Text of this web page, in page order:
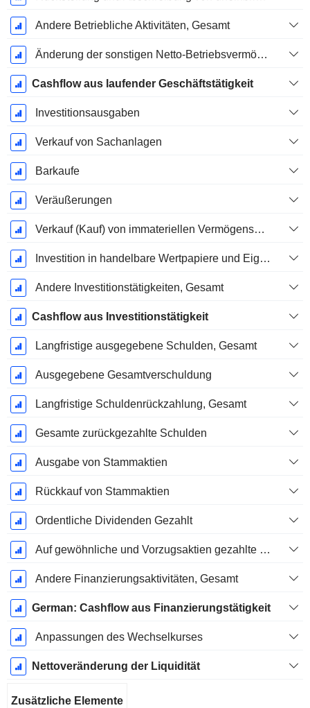
Andere Betriebliche Aktivitäten, Gesamt
Änderung der sonstigen Netto-Betriebsvermögen
Cashflow aus laufender Geschäftstätigkeit
Investitionsausgaben
Verkauf von Sachanlagen
Barkaufe
Veräußerungen
Verkauf (Kauf) von immateriellen Vermögenswerten
Investition in handelbare Wertpapiere und Eigenkapitalinstrumente, Gesamt
Andere Investitionstätigkeiten, Gesamt
Cashflow aus Investitionstätigkeit
Langfristige ausgegebene Schulden, Gesamt
Ausgegebene Gesamtverschuldung
Langfristige Schuldenrückzahlung, Gesamt
Gesamte zurückgezahlte Schulden
Ausgabe von Stammaktien
Rückkauf von Stammaktien
Ordentliche Dividenden Gezahlt
Auf gewöhnliche und Vorzugsaktien gezahlte Dividenden
Andere Finanzierungsaktivitäten, Gesamt
German: Cashflow aus Finanzierungstätigkeit
Anpassungen des Wechselkurses
Nettoveränderung der Liquidität
Zusätzliche Elemente